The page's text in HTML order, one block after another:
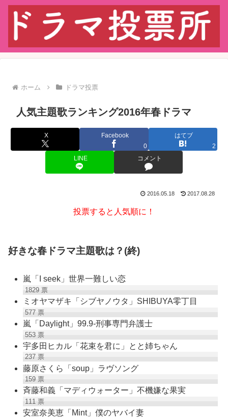
ホーム ドラマ投票
人気主題歌ランキング2016年春ドラマ
X
Facebook
0
はてブ
2
LINE
コメント
2016.05.18 2017.08.28
投票すると人気順に！
好きな春ドラマ主題歌は？(終)
嵐「I seek」世界一難しい恋
1829票
ミオヤマザキ「シブヤノウタ」SHIBUYA零丁目
577票
嵐「Daylight」99.9-刑事専門弁護士
553票
宇多田ヒカル「花束を君に」とと姉ちゃん
237票
藤原さくら「soup」ラヴソング
159票
斉藤和義「マディウォーター」不機嫌な果実
111票
安室奈美恵「Mint」僕のヤバイ妻